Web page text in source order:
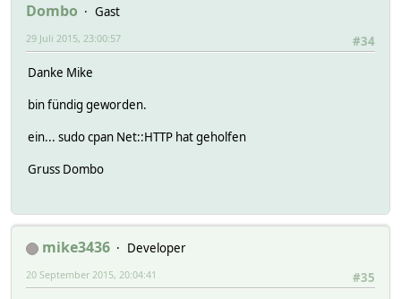
Dombo
Gast
#34
29 Juli 2015, 23:00:57
Danke Mike
bin fündig geworden.
ein... sudo cpan Net::HTTP hat geholfen
Gruss Dombo
mike3436
Developer
#35
20 September 2015, 20:04:41